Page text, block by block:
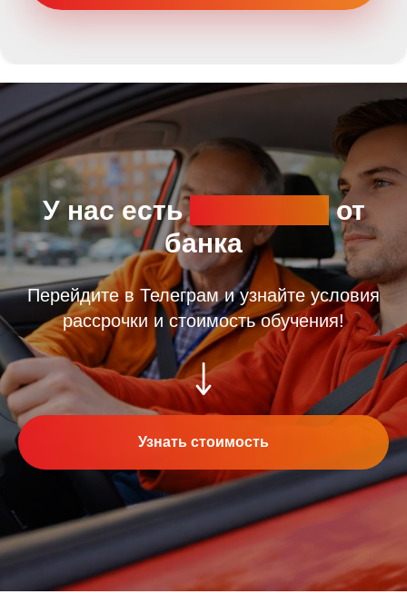
У нас естьрассрочка от
банка
Перейдите в Телеграм и узнайте условия
рассрочки и стоимость обучения!
Узнать стоимость